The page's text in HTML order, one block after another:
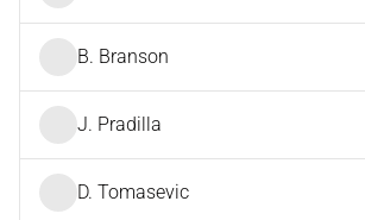
B. Branson
J. Pradilla
D. Tomasevic